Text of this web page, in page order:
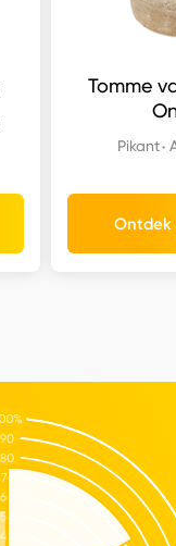
Tomme
Pikant
Ontdek